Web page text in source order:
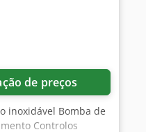
de preços
inoxidável Bomba de
Controlos